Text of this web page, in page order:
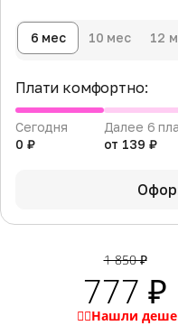
1 850 ₽
777 ₽
6 мес 10 мес 12
Плати комфортно:
Сегодня
0 ₽
Далее 6
от 139 ₽